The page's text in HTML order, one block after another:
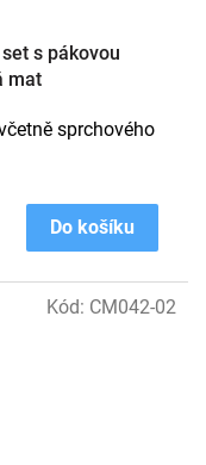
s pákovou
mat
Do košíku
sprchového
Kód: CM042-02